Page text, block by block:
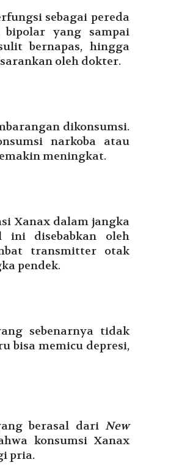
sebagai pereda
bipolar yang sampai
bernapas, hingga
oleh dokter.
dikonsumsi.
narkoba atau
meningkat.
Xanax dalam jangka
ini disebabkan oleh
transmitter otak
pendek.
sebenarnya tidak
bisa memicu depresi,
berasal dari New
konsumsi Xanax
pria.